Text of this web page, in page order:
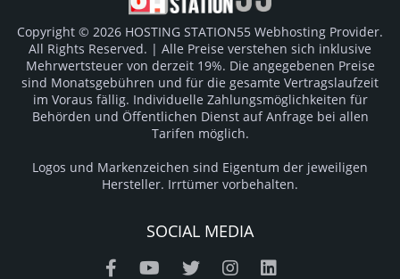
Copyright © 2026 HOSTING STATION55 Webhosting Provider.
All Rights Reserved. | Alle Preise verstehen sich inklusive
Mehrwertsteuer von derzeit 19%. Die angegebenen Preise
sind Monatsgebühren und für die gesamte Vertragslaufzeit
im Voraus fällig. Individuelle Zahlungsmöglichkeiten für
Behörden und Öffentlichen Dienst auf Anfrage bei allen
Tarifen möglich.
Logos und Markenzeichen sind Eigentum der jeweiligen
Hersteller. Irrtümer vorbehalten.
SOCIAL MEDIA